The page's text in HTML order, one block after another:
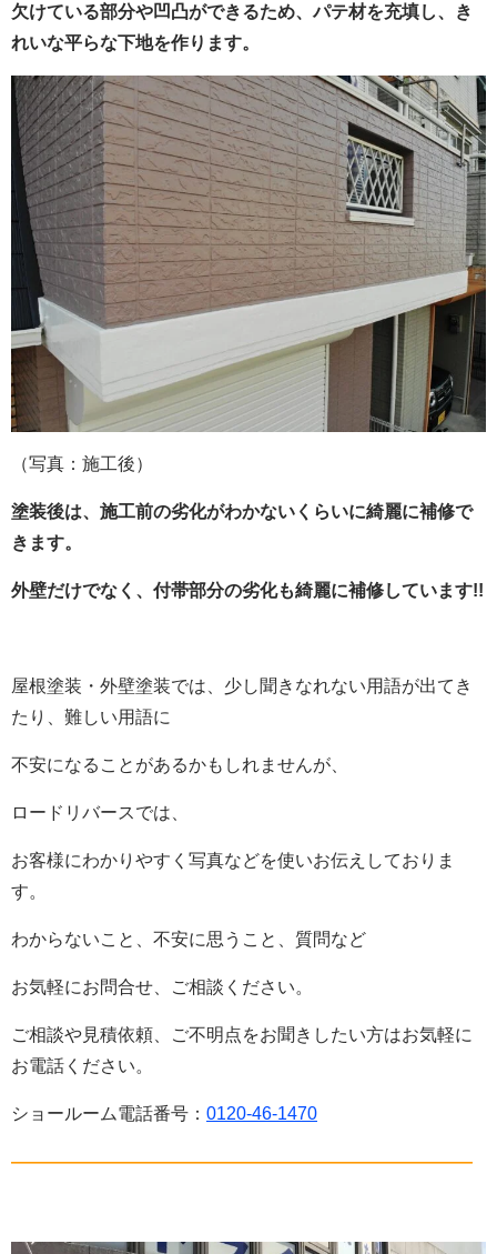
欠けている部分や凹凸ができるため、パテ材を充填し、き
れいな平らな下地を作ります。
（写真：施工後）
塗装後は、施工前の劣化がわかないくらいに綺麗に補修で
きます。
外壁だけでなく、付帯部分の劣化も綺麗に補修しています!!
屋根塗装・外壁塗装では、少し聞きなれない用語が出てき
たり、難しい用語に
不安になることがあるかもしれませんが、
ロードリバースでは、
お客様にわかりやすく写真などを使いお伝えしておりま
す。
わからないこと、不安に思うこと、質問など
お気軽にお問合せ、ご相談ください。
ご相談や見積依頼、ご不明点をお聞きしたい方はお気軽に
お電話ください。
ショールーム電話番号： 0120-46-1470
——————————————————————————